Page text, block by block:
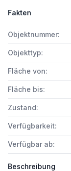
Fakten
Objektnummer:
Objekttyp:
Fläche von:
Fläche bis:
Zustand:
Verfügbarkeit:
Verfügbar ab:
Beschreibung